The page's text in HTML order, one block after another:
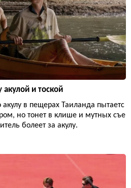
и тоской
в пещерах Таиланда пытаетс
но тонет в клише и мутных съе
болеет за акулу.